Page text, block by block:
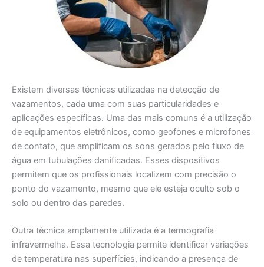
Existem diversas técnicas utilizadas na detecção de
vazamentos, cada uma com suas particularidades e
aplicações específicas. Uma das mais comuns é a utilização
de equipamentos eletrônicos, como geofones e microfones
de contato, que amplificam os sons gerados pelo fluxo de
água em tubulações danificadas. Esses dispositivos
permitem que os profissionais localizem com precisão o
ponto do vazamento, mesmo que ele esteja oculto sob o
solo ou dentro das paredes.
Outra técnica amplamente utilizada é a termografia
infravermelha. Essa tecnologia permite identificar variações
de temperatura nas superfícies, indicando a presença de